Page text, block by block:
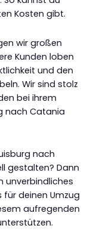
Kosten gibt.
wir großen
Kunden loben
und den
Wir sind stolz
bei ihrem
nach Catania
nach
gestalten? Dann
unverbindliches
für deinen Umzug
aufregenden